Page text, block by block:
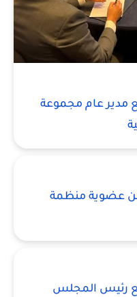
مدير عام مجموعة
عضوية منظمة
مع رئيس المجلس